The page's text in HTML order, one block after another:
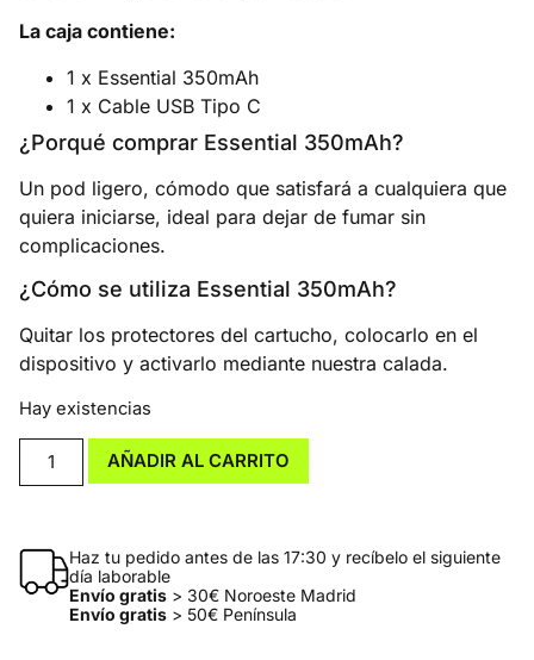
La caja contiene:
1 x Essential 350mAh
1 x Cable USB Tipo C
¿Porqué comprar Essential 350mAh?
Un pod ligero, cómodo que satisfará a cualquiera que
quiera iniciarse, ideal para dejar de fumar sin
complicaciones.
¿Cómo se utiliza Essential 350mAh?
Quitar los protectores del cartucho, colocarlo en el
dispositivo y activarlo mediante nuestra calada.
Hay existencias
AÑADIR AL CARRITO
Haz tu pedido antes de las 17:30 y recíbelo el siguiente
día laborable
Envío gratis> 30€ Noroeste Madrid
Envío gratis> 50€ Península